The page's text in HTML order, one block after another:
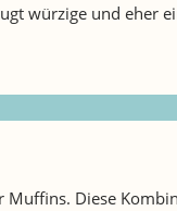
würzige und eher
Muffins. Diese